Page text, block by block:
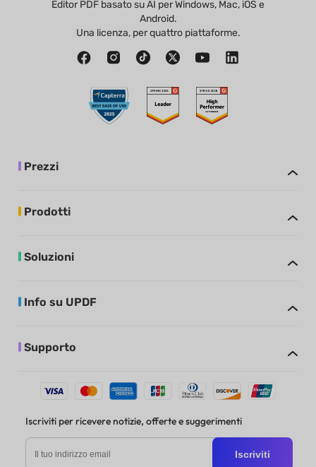
Editor PDF basato su AI per Windows, Mac, iOS e
Android.
Una licenza, per quattro piattaforme.
Prezzi
Prodotti
Soluzioni
Info su UPDF
Supporto
Iscriviti per ricevere notizie, offerte e suggerimenti
Iscriviti